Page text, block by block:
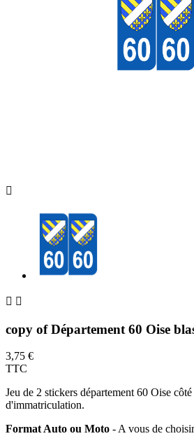

 
copy of Département 60 Oise
3,75 €
TTC
Jeu de 2 stickers département 60 Oise
d'immatriculation.
Format Auto ou Moto - A vous de